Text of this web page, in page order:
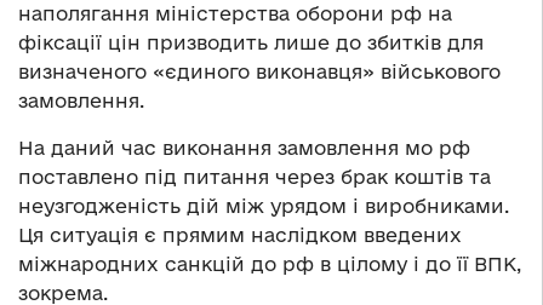
наполягання міністерства оборони рф на
фіксації цін призводить лише до збитків для
визначеного «єдиного виконавця» військового
замовлення.
На даний час виконання замовлення мо рф
поставлено під питання через брак коштів та
неузгодженість дій між урядом і виробниками.
Ця ситуація є прямим наслідком введених
міжнародних санкцій до рф в цілому і до її ВПК,
зокрема.